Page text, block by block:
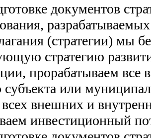
документов
(стратегии) мы
стратегию
прорабатываем все
или
внешних и
инвестиционный